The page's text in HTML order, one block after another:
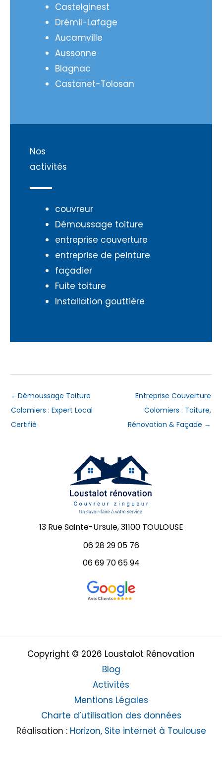
Castelginest
Drémil-Lafage
Aucamville
Aussonne
Blagnac
Castanet-Tolosan
Nos
activités
couvreur
Démoussage toiture
entreprise couverture
entreprise de peinture
façadier
Fuite toiture
Installation gouttière
←Démoussage Toiture
Colomiers : Expert Local
Certifié
Entreprise Couverture
Colomiers : Toiture,
Rénovation & Façade →
13 Rue Sainte-Ursule, 31100 TOULOUSE
06 28 29 05 76
06 69 70 65 94
Copyright © 2026 Loustalot Rénovation
Blog
Activités
Mentions Légales
Charte d’utilisation des données
Réalisation : Horizon, Site internet à Toulouse